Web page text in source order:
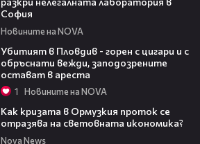
София
Новините на NOVA
Убитият в Пловдив - горен с цигари и с
обръснати вежди, заподозрените
остават в ареста
1 Новините на NOVA
Как кризата в Ормузкия проток се
отразява на световната икономика?
Nova News